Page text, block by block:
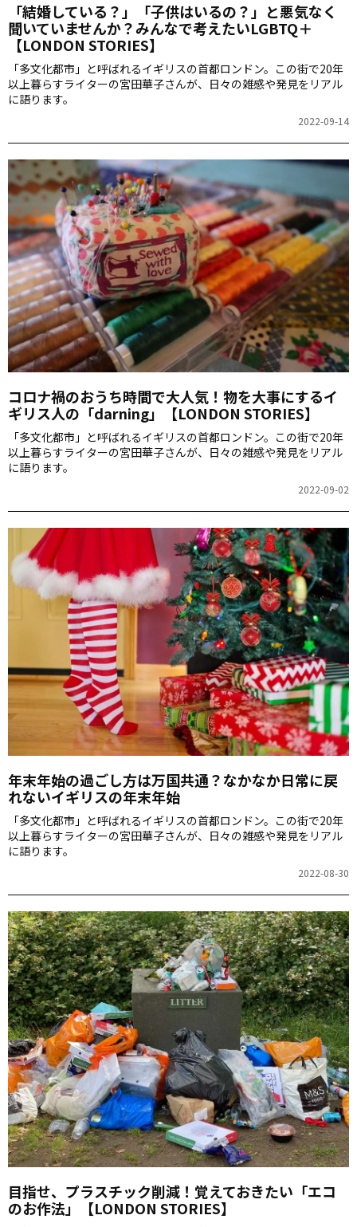
「結婚している？」「子供はいるの？」と悪気なく
聞いていませんか？みんなで考えたいLGBTQ＋
【LONDON STORIES】
「多文化都市」と呼ばれるイギリスの首都ロンドン。この街で20年
以上暮らすライターの宮田華子さんが、日々の雑感や発見をリアル
に語ります。
2022-09-14
コロナ禍のおうち時間で大人気！物を大事にするイ
ギリス人の「darning」【LONDON STORIES】
「多文化都市」と呼ばれるイギリスの首都ロンドン。この街で20年
以上暮らすライターの宮田華子さんが、日々の雑感や発見をリアル
に語ります。
2022-09-02
年末年始の過ごし方は万国共通？なかなか日常に戻
れないイギリスの年末年始
「多文化都市」と呼ばれるイギリスの首都ロンドン。この街で20年
以上暮らすライターの宮田華子さんが、日々の雑感や発見をリアル
に語ります。
2022-08-30
目指せ、プラスチック削減！覚えておきたい「エコ
のお作法」【LONDON STORIES】